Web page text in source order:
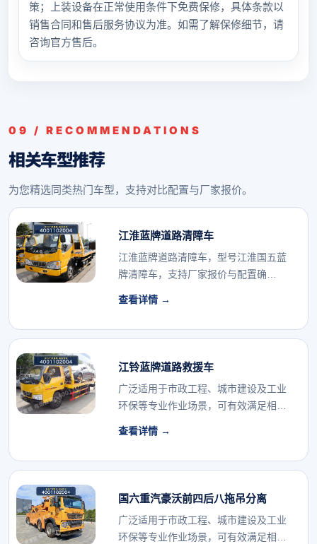
策；上装设备在正常使用条件下免费保修，具体条款以
销售合同和售后服务协议为准。如需了解保修细节，请
咨询官方售后。
09 / RECOMMENDATIONS
相关车型推荐
为您精选同类热门车型，支持对比配置与厂家报价。
江淮蓝牌道路清障车
江淮蓝牌道路清障车，型号江淮国五蓝
牌清障车，支持厂家报价与配置确
认。...
查看详情 →
江铃蓝牌道路救援车
广泛适用于市政工程、城市建设及工业
环保等专业作业场景，可有效满足相关
行业的专用车辆配...
查看详情 →
国六重汽豪沃前四后八拖吊分离
广泛适用于市政工程、城市建设及工业
环保等专业作业场景，可有效满足相关